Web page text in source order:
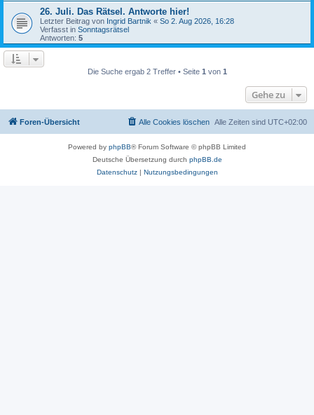
26. Juli. Das Rätsel. Antworte hier!
Letzter Beitrag von Ingrid Bartnik « So 2. Aug 2026, 16:28
Verfasst in Sonntagsrätsel
Antworten: 5
Die Suche ergab 2 Treffer • Seite 1 von 1
Gehe zu
Foren-Übersicht Alle Zeiten sind UTC+02:00
Alle Cookies löschen
Powered by phpBB® Forum Software © phpBB Limited
Deutsche Übersetzung durch phpBB.de
Datenschutz| Nutzungsbedingungen